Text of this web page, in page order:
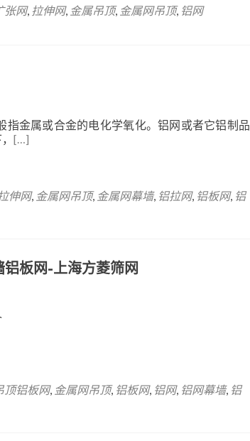
张网, 拉伸网, 金属吊顶, 金属网吊顶, 铝网
指金属或合金的电化学氧化。铝网或者它铝制品
[…]
伸网, 金属网吊顶, 金属网幕墙, 铝拉网, 铝板网, 铝
板网-上海方菱筛网
顶铝板网, 金属网吊顶, 铝板网, 铝网, 铝网幕墙, 铝